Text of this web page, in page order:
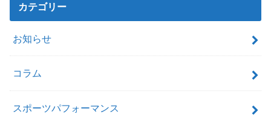
カテゴリー
お知らせ
コラム
スポーツパフォーマンス